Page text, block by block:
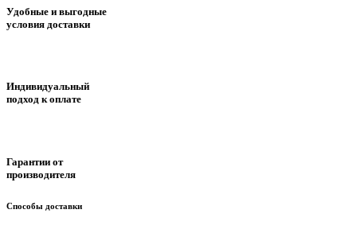
Удобные и выгодные
условия доставки
Индивидуальный
подход к оплате
Гарантии от
производителя
Способы доставки